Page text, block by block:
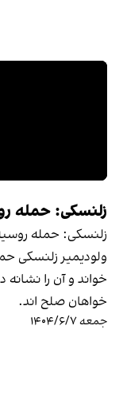
زلنسکی: حمله
زلنسکی: حمله
ولودیمیر زلنسکی
خواند و آن را
خواهان صلح اند.
جمعه ۱۴۰۴/۶/۷